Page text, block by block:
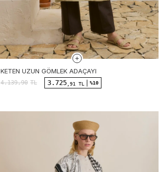
KETEN UZUN GÖMLEK ADAÇAYI
4.139,90 TL 3.725 ,91 TL %10